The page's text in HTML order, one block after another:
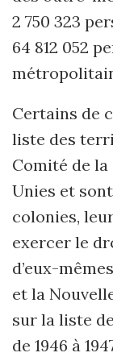
2 750 323
64 812 052
Certains de
liste des
Comité de
Unies et
colonies,
exercer le
d’eux-
et la
sur la liste
de 1946 à